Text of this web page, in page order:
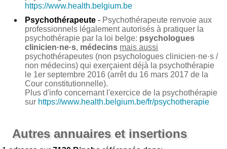
https://www.health.belgium.be
Psychothérapeute - Psychothérapeute renvoie aux
professionnels légalement autorisés à pratiquer la
psychothérapie par la loi belge: psychologues
clinicien·ne·s, médecins mais aussi
psychothérapeutes (non psychologues clinicien·ne·s /
non médecins) qui exerçaient déjà la psychothérapie
le 1er septembre 2016 (arrêt du 16 mars 2017 de la
Cour constitutionnelle).
Plus d'info concernant l'exercice de la psychothérapie
sur https://www.health.belgium.be/fr/psychotherapie
Autres annuaires et insertions